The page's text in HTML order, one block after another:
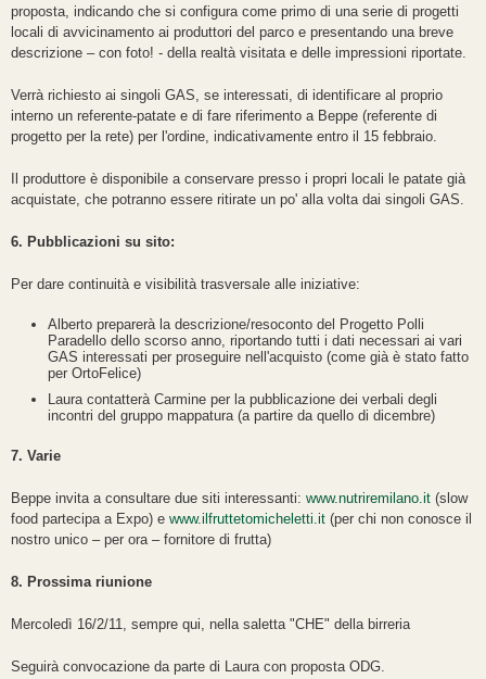
proposta, indicando che si configura come primo di una serie di progetti
locali di avvicinamento ai produttori del parco e presentando una breve
descrizione – con foto! - della realtà visitata e delle impressioni riportate.
Verrà richiesto ai singoli GAS, se interessati, di identificare al proprio
interno un referente-patate e di fare riferimento a Beppe (referente di
progetto per la rete) per l'ordine, indicativamente entro il 15 febbraio.
Il produttore è disponibile a conservare presso i propri locali le patate già
acquistate, che potranno essere ritirate un po' alla volta dai singoli GAS.
6. Pubblicazioni su sito:
Per dare continuità e visibilità trasversale alle iniziative:
Alberto preparerà la descrizione/resoconto del Progetto Polli
Paradello dello scorso anno, riportando tutti i dati necessari ai vari
GAS interessati per proseguire nell'acquisto (come già è stato fatto
per OrtoFelice)
Laura contatterà Carmine per la pubblicazione dei verbali degli
incontri del gruppo mappatura (a partire da quello di dicembre)
7. Varie
Beppe invita a consultare due siti interessanti: www.nutriremilano.it (slow
food partecipa a Expo) e www.ilfruttetomicheletti.it (per chi non conosce il
nostro unico – per ora – fornitore di frutta)
8. Prossima riunione
Mercoledì 16/2/11, sempre qui, nella saletta "CHE" della birreria
Seguirà convocazione da parte di Laura con proposta ODG.